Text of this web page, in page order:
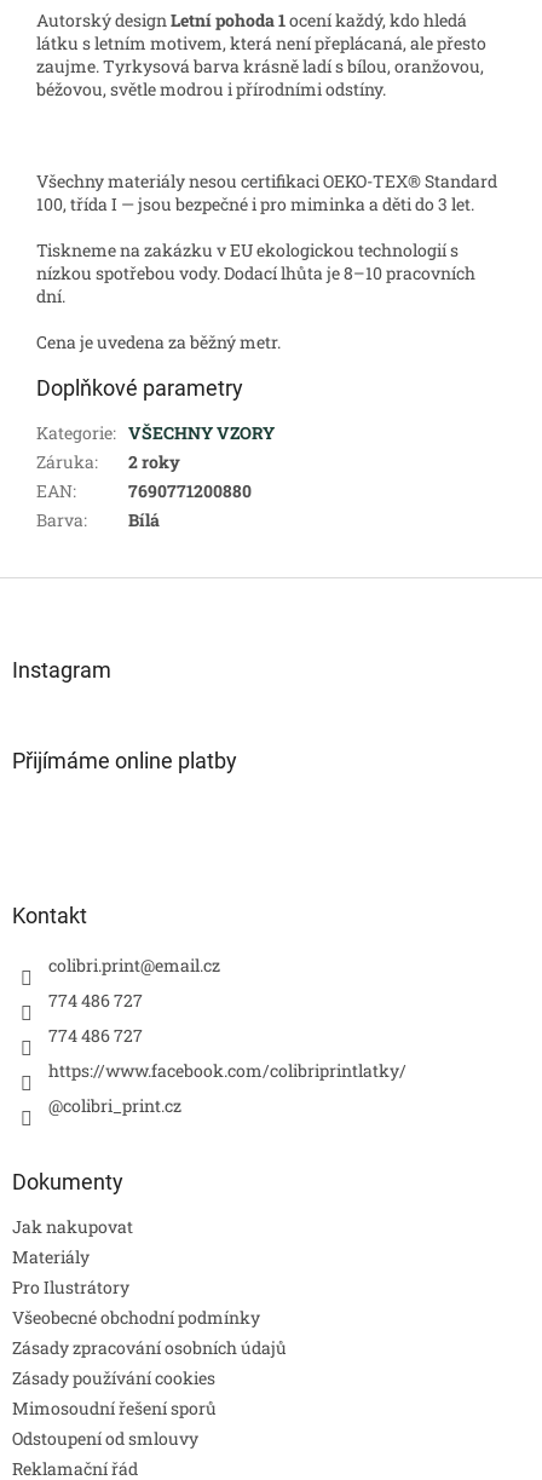
Autorský design Letní pohoda 1ocení každý, kdo hledá
látku s letním motivem, která není přeplácaná, ale přesto
zaujme. Tyrkysová barva krásně ladí s bílou, oranžovou,
béžovou, světle modrou i přírodními odstíny.
Všechny materiály nesou certifikaci OEKO-TEX® Standard
100, třída I — jsou bezpečné i pro miminka a děti do 3 let.
Tiskneme na zakázku v EU ekologickou technologií s
nízkou spotřebou vody. Dodací lhůta je 8–10 pracovních
dní.
Cena je uvedena za běžný metr.
Doplňkové parametry
Kategorie: VŠECHNY VZORY
Záruka:
2 roky
EAN:
7690771200880
Barva: Bílá
Instagram
Přijímáme online platby
Kontakt
colibri.print@email.cz
774 486 727
774 486 727
https://www.facebook.com/colibriprintlatky/
@colibri_print.cz
Dokumenty
Jak nakupovat
Materiály
Pro Ilustrátory
Všeobecné obchodní podmínky
Zásady zpracování osobních údajů
Zásady používání cookies
Mimosoudní řešení sporů
Odstoupení od smlouvy
Reklamační řád